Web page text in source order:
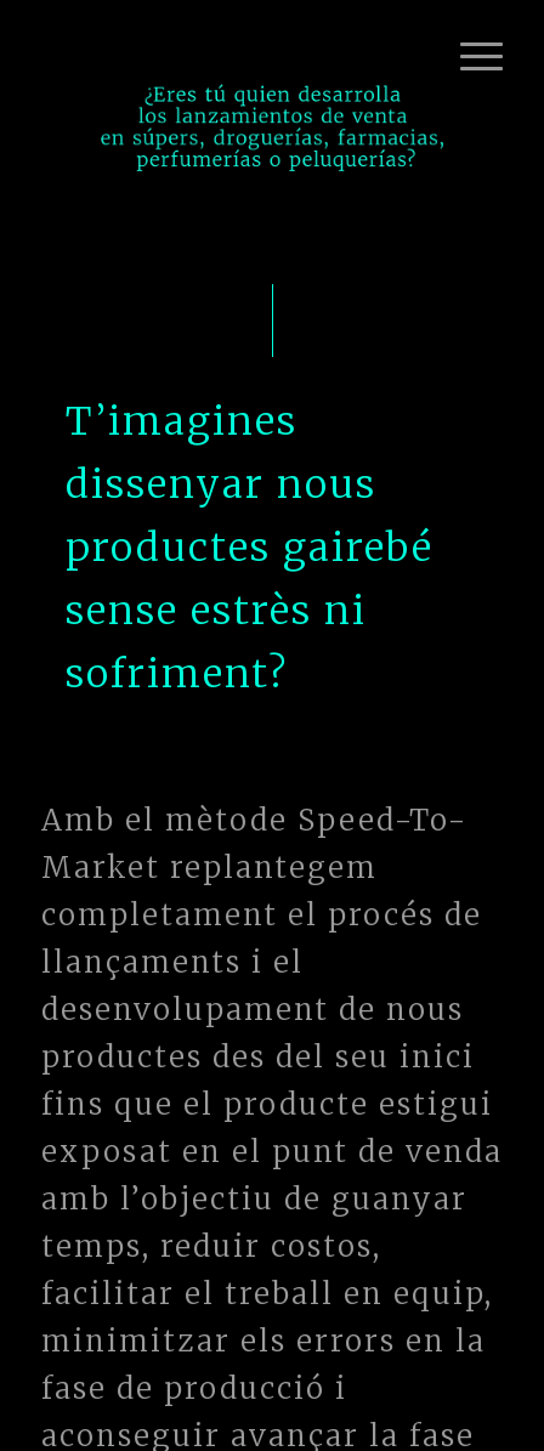
T’imagines
dissenyar nous
productes gairebé
sense estrès ni
sofriment?
Amb el mètode Speed-To-
Market replantegem
completament el procés de
llançaments i el
desenvolupament de nous
productes des del seu inici
fins que el producte estigui
exposat en el punt de venda
amb l’objectiu de guanyar
temps, reduir costos,
facilitar el treball en equip,
minimitzar els errors en la
fase de producció i
aconseguir avançar la fase